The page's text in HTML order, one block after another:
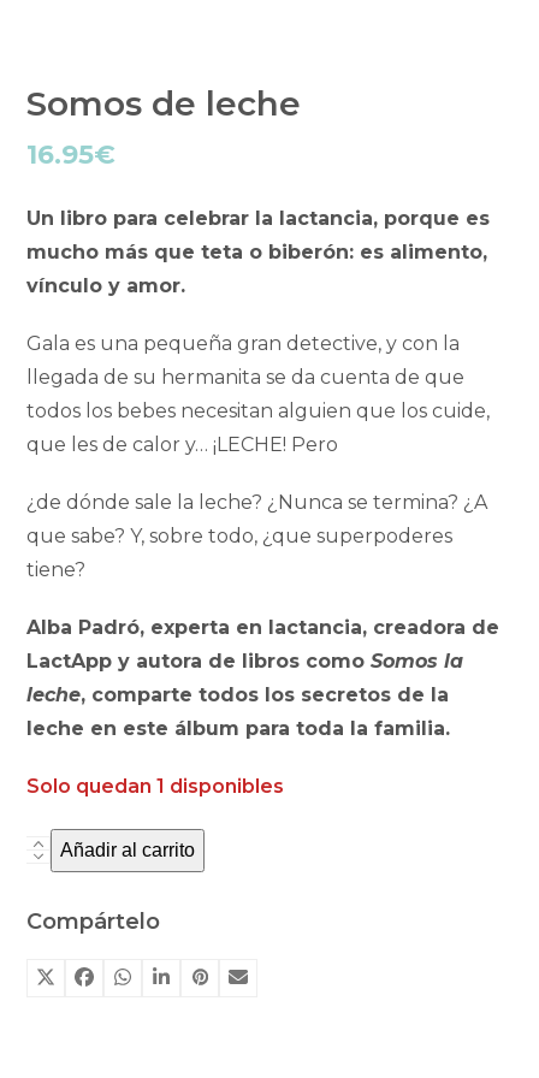
Somos de leche
16.95€
Un libro para celebrar la lactancia, porque es
mucho más que teta o biberón: es alimento,
vínculo y amor.
Gala es una pequeña gran detective, y con la
llegada de su hermanita se da cuenta de que
todos los bebes necesitan alguien que los cuide,
que les de calor y… ¡LECHE! Pero
¿de dónde sale la leche? ¿Nunca se termina? ¿A
que sabe? Y, sobre todo, ¿que superpoderes
tiene?
Alba Padró, experta en lactancia, creadora de
LactApp y autora de libros comoSomos la
leche, comparte todos los secretos de la
leche en este álbum para toda la familia.
Solo quedan 1 disponibles
Somos
leche
Añadir al carrito
Compártelo